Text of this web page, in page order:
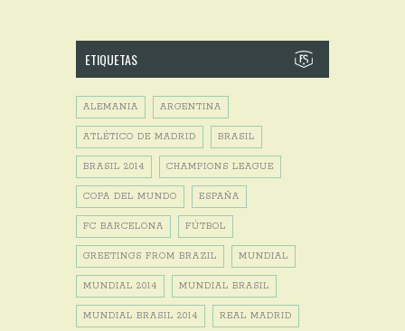
ETIQUETAS
ALEMANIA ARGENTINA
ATLÉTICO DE MADRID BRASIL
BRASIL 2014 CHAMPIONS LEAGUE
COPA DEL MUNDO ESPAÑA
FC BARCELONA FÚTBOL
GREETINGS FROM BRAZIL MUNDIAL
MUNDIAL 2014 MUNDIAL BRASIL
MUNDIAL BRASIL 2014 REAL MADRID